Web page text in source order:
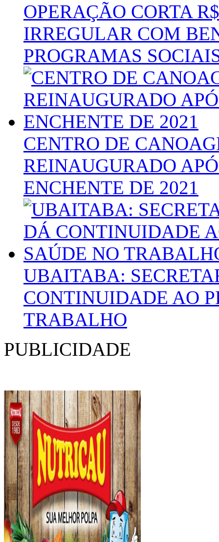
OPERAÇÃO CORTA
IRREGULAR COM
PROGRAMAS
CENTRO DE
REINAUGURADO
ENCHENTE DE 2021
UBAITABA:
CONTINUIDADE AO
TRABALHO
PUBLICIDADE